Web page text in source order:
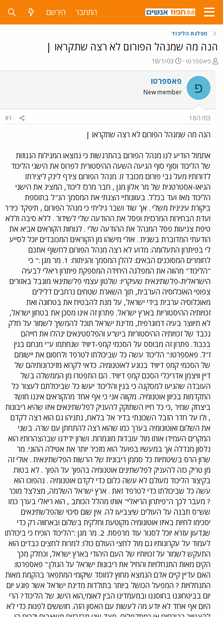
התחבר הירשם
מפלגת הליכוד
הנה מה שמנהל הפורום לא רצה שתקראו |
פ
ו
ת
ח
ה
ש
א
פאספרטו
פ
ו
ר
ס
ם
ר
18/1/03
פ פאספרטו
New member
18/1/03
#1
הנה מה שמנהל הפורום לא רצה שתקראו |
אתמול הודיע לנו מנהל הפורום בהתרגשות כי נמצאו המגילות הגנוזות
של הליכוד וסוף סוף הגיעה השעה ההיסטורית לפרוס את הישגי הליכוד
לדורותיו מעל גבי פורום מכובד זו. מנהל הפורום צירף לינק ליצירתו
הגיאו-אסטרטגית של מר אלון מגן , חבר מרכז ליכוד, המציג את הישגי
הליכוד מאז ועד בכלל. בעוונותיי הצגתי את המסמך הנ"ל בתוספת
ביקורת עינינית משלי . אך שוד ושבר גיליתי כי מנהל הפורום , תיפקד כיו"ר
ועדת הבחירות המרכזית ופסל את ההודעה שלי לשידור . ללא סיבה וללא
טיפת צניעות פסל המנהל את ההודעה שלי . לנוחות הקוראים אביא את
הודעתי המדוברת בשנית . אולי מישהו מן הקוראים המכובדים יוכל לסייע
לי בפיתרון התעלומה: מדוע לא רצה מנהל הפורום לחשוף אתכם
לחומרים המסוכנים הבאים: להלן המסמך והניתוח: 1. מר מגן :" כי
"הליכוד" מהווה את המפלגה היחידה המספקת פיתרון ריאלי לבעיה
הישראלית-פלשתינאית שעיקריו: שלטון עצמי פלשתינאי מוגבל באזורים
צפופי האוכלוסיה הערבית, תוך השארת שטחים נרחבים דלילים
מאוכלוסיה ערבית בידי ישראל, על מנת להבטיח את בטחונה ואת
זכויותיה ההיסטוריות בארץ ישראל. פתרון זה אינו מסכן את בטחון ישראל,
לא תיווצר בעיה דמוגרפית, מדינת ישראל תוכל להמשיך לשמור על חלק
נכבד של זכויותיה ההיסטוריות ביש"ע והפלסטינאים ינהלו את חייהם
בכבוד. פתרון זה מבוסס על הסכמי קמפ-דיוויד שנחתמו ע"י מנחם בגין
ז"ל. פאספרטו:" הליכוד עשה כל שביכולתו לטרפד ולחסום את יישומם
של הסכמי קמפ דיוויד בנוגע לאוטנומיה. כדאי לקרוא מזיכרונותיהם של
דיין וויצמן אדריכלי הסכם קמפ דיוויד. הם התפטרו מן הממשלה בשל
העובדה שהגיעו למסקנה כי בגין והליכוד יעשו כל שביכולתם לעצור כל
התקדמות בכיוון אוטנומיה. מקווה אני כי אף אחד מהקוראים איננו חושד
ביצחק שמיר ,כי כל חייו השתוקק להעניק לפלשתינאים איזו שהיא ריבונות
, ולו על חדר הזבל השכונתי בדיר אל בלאח, נתניהו גם הוא רצה לקדם
את השלום ואוטונומיה בערך כמו שהוא רצה להתחתן עם שרה. בשני
המקרים העמידו אותו מול עובדות מוגמרות. ושרון ידידנו שבהצהרותיו הוא
נלסון מנדלה אך במעשיו בפועל הוא מזכיר יותר את אטילה ההוני. מר
שרון הרס בשיטתיות כל סממן ריבונית של הרשות הפלשתינאית . אולי זה
מן טריק כזה להעניק לפלשתינים אוטנומיה בהפוך על הפוך . לא בטוח.
בקיצור הליכוד מעולם לא עשה כלום כדי לקדם אוטנומיה . נהפוכו הוא
עשה כל שביכולתו כדי לטרפד זאת . ארץ ישראל השלמה, מצלצל מוכר
? מעבר לכך ה"פיתרון הריאלי" אותו מהלל הכותב , הוא ריאלי בערך כמו
שש"ס תבנה על העולים שיצביעו לה. אין שום סיכוי שהפלשתינאים
יסכימו לחיות באיזו אוטונומיה מקוטעת וחלקית בשלום ובאחווה רק כדי
שגדעון עזרא יוכל לסגור עוד מרפסת. 2. מר מגן :"הליכוד הוכיח כי ביכולתו
לעמוד על עקרונותיו גם מול לחצי העולם כולו: למרות לחצים כבדים הוא
התעקש לשמור על זכויותיו של העם היהודי בארץ ישראל, וכחלק מכך
הקים מאות התנחלויות והחיל את ריבונות ישראל על הגולן." פאספרטו:
האם עדיין קיים אדם הנמצא מחוץ למוסד שיקומי המתפאר בהקמת מאות
התנחלויות ? המפעל הכושל ביותר בתולדות מדינת ישראל אשר פוגע יום
יום בביטחוננו בחוסננו ובמעמדינו הבין לאומי,הוא הישג של הליכוד? הרי
היום אף אחד לא יודע מה לעשות עם האסון הזה. חוששים לפנות כדי לא